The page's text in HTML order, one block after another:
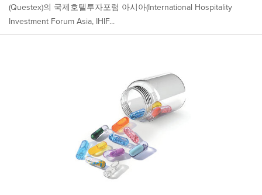
(Questex)의 국제호텔투자포럼 아시아(International Hospitality
Investment Forum Asia, IHIF...